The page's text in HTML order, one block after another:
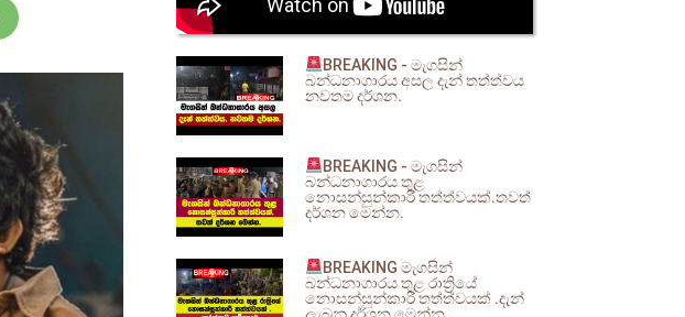
BREAKING - මැගසින්
බන්ධනාගාරය අසල දැන් තත්ත්වය
නවතම දර්ශන.
BREAKING - මැගසින්
බන්ධනාගාරය තුළ
නොසන්සුන්කාරී තත්ත්වයක්.තවත්
දර්ශන මෙන්න.
BREAKING මැගසින්
බන්ධනාගාරය තුළ රාත්‍රියේ
නොසන්සුන්කාරී තත්ත්වයක් .දැන්
ලැබුනු දර්ශන මෙන්න.